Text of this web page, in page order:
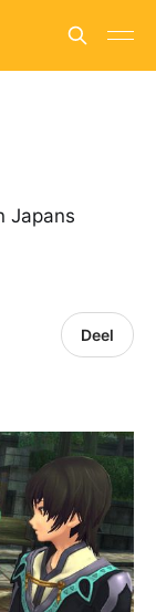
Japans
Deel